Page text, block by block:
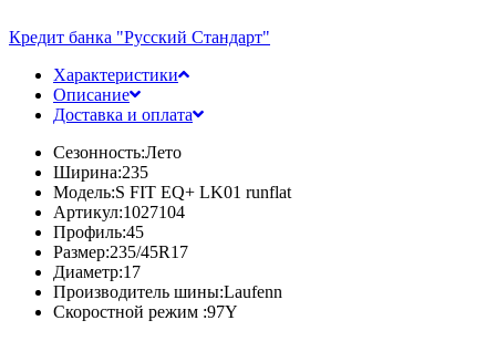
Кредит банка "Русский Стандарт"
Характеристики
Описание
Доставка и оплата
Сезонность:Лето
Ширина:235
Модель:S FIT EQ+ LK01 runflat
Артикул:1027104
Профиль:45
Размер:235/45R17
Диаметр:17
Производитель шины:Laufenn
Скоростной режим :97Y